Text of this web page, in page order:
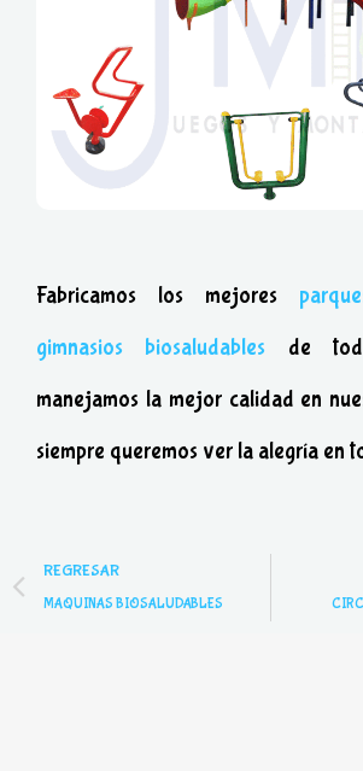
Fabricamos los mejores
gimnasios biosaludables de
manejamos la mejor calidad en
siempre queremos ver la alegría en
Prev
REGRESAR
MAQUINAS BIOSALUDABLES